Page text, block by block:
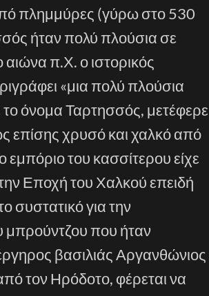
πλημμύρες (γύρω στο 530
ήταν πολύ πλούσια σε
αιώνα π.Χ. ο ιστορικός
«μια πολύ πλούσια
όνομα Ταρτησσός, μετέφερε
επίσης χρυσό και χαλκό από
εμπόριο του κασσίτερου είχε
Εποχή του Χαλκού επειδή
συστατικό για την
μπρούντζου που ήταν
βασιλιάς Αργανθώνιος
τον Ηρόδοτο, φέρεται να